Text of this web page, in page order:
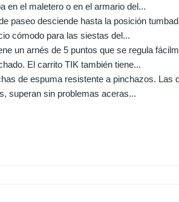
en el maletero o en el armario del...
paseo desciende hasta la posición
cómodo para las siestas del...
un arnés de 5 puntos que se regula
El carrito TIK también tiene...
de espuma resistente a pinchazos. Las
superan sin problemas aceras...